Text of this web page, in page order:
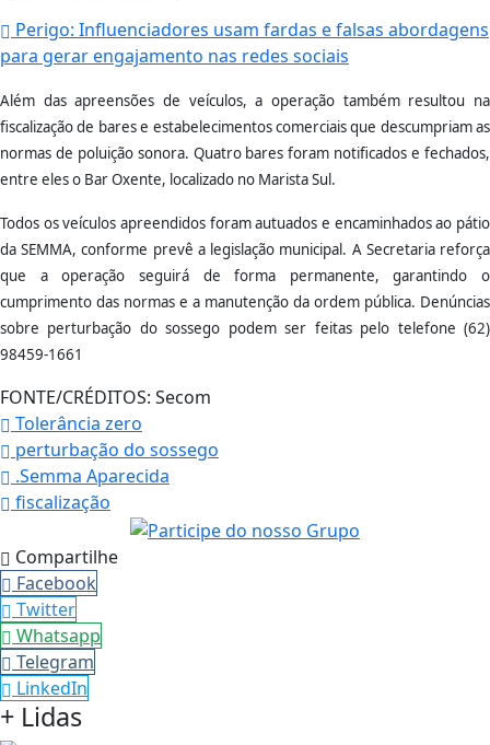
Perigo: Influenciadores usam fardas e falsas abordagens
para gerar engajamento nas redes sociais
Além das apreensões de veículos, a operação também resultou na
fiscalização de bares e estabelecimentos comerciais que descumpriam as
normas de poluição sonora. Quatro bares foram notificados e fechados,
entre eles o Bar Oxente, localizado no Marista Sul.
Todos os veículos apreendidos foram autuados e encaminhados ao pátio
da SEMMA, conforme prevê a legislação municipal. A Secretaria reforça
que a operação seguirá de forma permanente, garantindo o
cumprimento das normas e a manutenção da ordem pública. Denúncias
sobre perturbação do sossego podem ser feitas pelo telefone (62)
98459-1661
FONTE/CRÉDITOS: Secom
Tolerância zero
perturbação do sossego
.Semma Aparecida
fiscalização
Compartilhe
Facebook
Twitter
Whatsapp
Telegram
LinkedIn
+ Lidas